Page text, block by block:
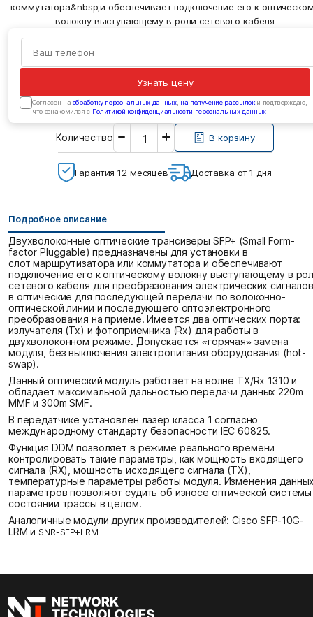
коммутатора&nbsp;и обеспечивает подключение его к
волокну выступающему в роли сетевого кабеля
Узнать цену
Cогласен на обработку персональных данных, на получение рассылоки подтверждаю,
что ознакомился с Политикой конфиденциальности персональных данных
Количество
Введите
необходимое
количество
В корзину
Гарантия 12 месяцев Доставка от 1 дня
Подробное описание
Двухволоконные оптические трансиверы SFP+ (Small Form-
factor Pluggable) предназначены для установки в
слот маршрутизатора или коммутатора и обеспечивают
подключение его к оптическому волокну выступающему в
сетевого кабеля для преобразования электрических
в оптические для последующей передачи по волоконно-
оптической линии и последующего оптоэлектронного
преобразования на приеме. Имеется два оптических порта:
излучателя (Tx) и фотоприемника (Rx) для работы в
двухволоконном режиме. Допускается «горячая» замена
модуля, без выключения электропитания оборудования (hot-
swap).
Данный оптический модуль работает на волне TX/Rx 1310 и
обладает максимальной дальностью передачи данных 220m
MMF и 300m SMF.
В передатчике установлен лазер класса 1 согласно
международному стандарту безопасности IEC 60825.
Функция DDM позволяет в режиме реального времени
контролировать такие параметры, как мощность входящего
сигнала (RX), мощность исходящего сигнала (TX),
температурные параметры работы модуля. Изменения
параметров позволяют судить об износе оптической
состоянии трассы в целом.
Аналогичные модули других производителей: Cisco SFP-10G-
LRM и SNR-SFP+LRM